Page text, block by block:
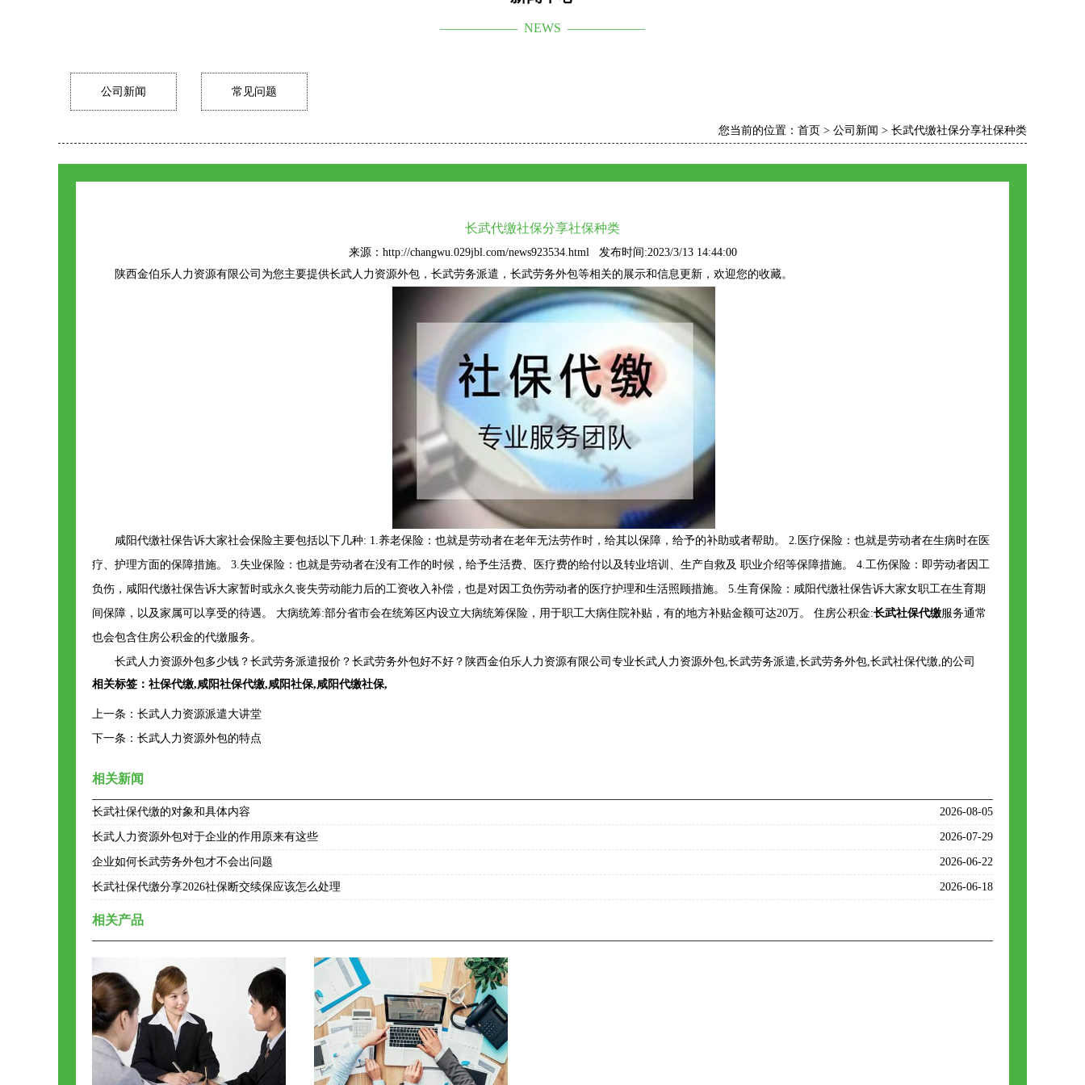
—————— NEWS ——————
公司新闻 常见问题
您当前的位置： 首页 > 公司新闻 > 长武代缴社保分享社保种类
长武代缴社保分享社保种类
来源：http://changwu.029jbl.com/news923534.html 发布时间:2023/3/13 14:44:00
陕西金伯乐人力资源有限公司为您主要提供长武人力资源外包 ，长武劳务派遣，长武劳务外包等相关的展示和信息更新，欢迎您的收藏。
咸阳代缴社保告诉大家社会保险主要包括以下几种: 1.养老保险：也就是劳动者在老年无法劳作时，给其以保障，给予的补助或者帮助。 2.医疗保险：也就是劳动者在生病时在医
疗、护理方面的保障措施。 3.失业保险：也就是劳动者在没有工作的时候，给予生活费、医疗费的给付以及转业培训、生产自救及 职业介绍等保障措施。 4.工伤保险：即劳动者因工
负伤，咸阳代缴社保告诉大家暂时或永久丧失劳动能力后的工资收入补偿，也是对因工负伤劳动者的医疗护理和生活照顾措施。 5.生育保险：咸阳代缴社保告诉大家女职工在生育期
间保障，以及家属可以享受的待遇。 大病统筹:部分省市会在统筹区内设立大病统筹保险，用于职工大病住院补贴，有的地方补贴金额可达20万。 住房公积金:长武社保代缴服务通常
也会包含住房公积金的代缴服务。
长武人力资源外包多少钱？长武劳务派遣报价？长武劳务外包好不好？陕西金伯乐人力资源有限公司专业长武人力资源外包,长武劳务派遣,长武劳务外包,长武社保代缴,的公司
相关标签： 社保代缴,咸阳社保代缴,咸阳社保,咸阳代缴社保,
上一条： 长武人力资源派遣大讲堂
下一条： 长武人力资源外包的特点
相关新闻
长武社保代缴的对象和具体内容 2026-08-05
长武人力资源外包对于企业的作用原来有这些 2026-07-29
企业如何长武劳务外包才不会出问题 2026-06-22
长武社保代缴分享2026社保断交续保应该怎么处理 2026-06-18
相关产品